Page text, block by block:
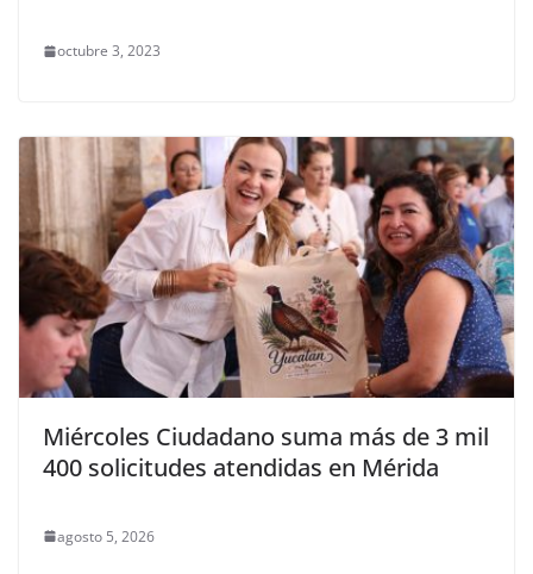
octubre 3, 2023
Miércoles Ciudadano suma más de 3 mil
400 solicitudes atendidas en Mérida
agosto 5, 2026